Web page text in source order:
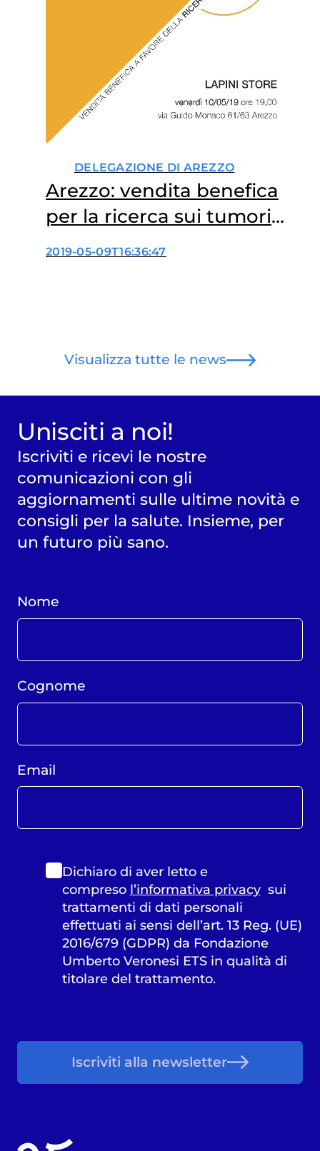
DELEGAZIONE DI AREZZO
Arezzo: vendita benefica
per la ricerca sui tumori
pediatrici
2019-05-09T16:36:47
Visualizza tutte le news
Unisciti a noi!
Iscriviti e ricevi le nostre
comunicazioni con gli
aggiornamenti sulle ultime novità e
consigli per la salute. Insieme, per
un futuro più sano.
Nome
Cognome
Email
Dichiaro di aver letto e
compreso l’informativa privacysui
trattamenti di dati personali
effettuati ai sensi dell’art. 13 Reg. (UE)
2016/679 (GDPR) da Fondazione
Umberto Veronesi ETS in qualità di
titolare del trattamento.
Iscriviti alla newsletter